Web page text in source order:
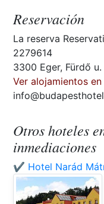
Reservación
La reserva
2279614
3300 Eger, Fürdő u.
Ver alojamientos
Otros hoteles
inmediaciones
✔️ Hotel Narád